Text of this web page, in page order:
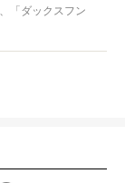
「ダックスフン